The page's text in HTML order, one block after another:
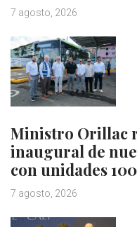
7 agosto, 2026
Ministro Orillac
inaugural de
con unidades
7 agosto, 2026